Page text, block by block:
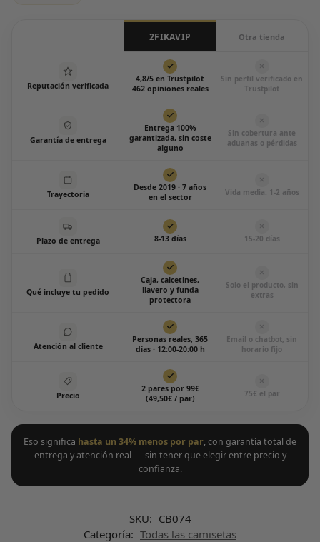
2FIKAVIP Otra tienda
Reputación verificada
4,8/5 en Trustpilot
462 opiniones reales
Sin perfil verificado en
Trustpilot
Garantía de entrega
Entrega 100%
garantizada, sin coste
alguno
Sin cobertura ante
aduanas o pérdidas
Trayectoria
Desde 2019 · 7 años
en el sector
Vida media: 1-2 años
Plazo de entrega 8-13 días 15-20 días
Qué incluye tu pedido
Caja, calcetines,
llavero y funda
protectora
Solo el producto, sin
extras
Atención al cliente
Personas reales, 365
días · 12:00-20:00 h
Email o chatbot, sin
horario fijo
Precio
2 pares por 99€
(49,50€ / par)
75€ el par
Eso significa hasta un 34% menos por par, con garantía total de
entrega y atención real — sin tener que elegir entre precio y
confianza.
SKU: CB074
Categoría: Todas las camisetas